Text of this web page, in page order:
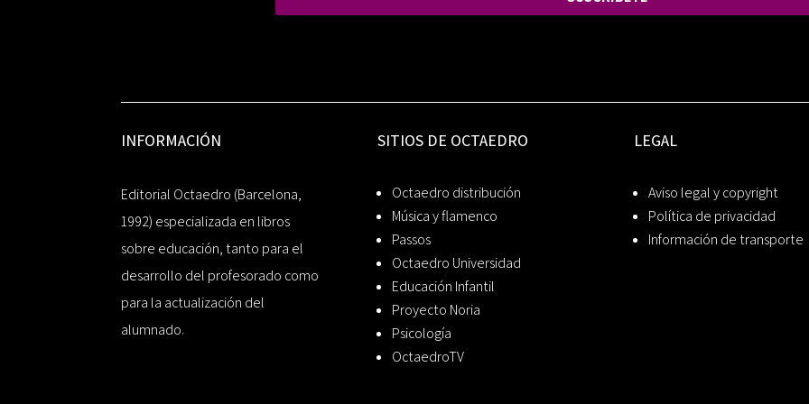
INFORMACIÓN
Editorial Octaedro (Barcelona,
1992) especializada en libros
sobre educación, tanto para el
desarrollo del profesorado como
para la actualización del
alumnado.
SITIOS DE OCTAEDRO
Octaedro distribución
Música y flamenco
Passos
Octaedro Universidad
Educación Infantil
Proyecto Noria
Psicología
OctaedroTV
LEGAL
Aviso legal y copyright
Política de privacidad
Información de transporte